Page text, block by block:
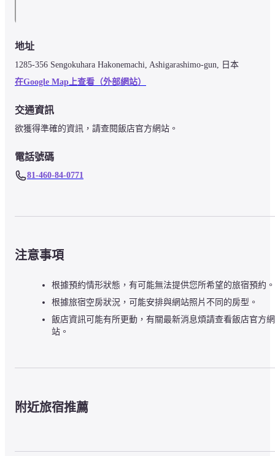
地址
1285-356 Sengokuhara Hakonemachi, Ashigarashimo-gun, 日本
在Google Map上查看（外部網站）
交通資訊
欲獲得準確的資訊，請查閱飯店官方網站。
電話號碼
81-460-84-0771
注意事項
根據預約情形狀態，有可能無法提供您所希望的旅宿預約。
根據旅宿空房狀況，可能安排與網站照片不同的房型。
飯店資訊可能有所更動，有關最新消息煩請查看飯店官方網
站。
附近旅宿推薦